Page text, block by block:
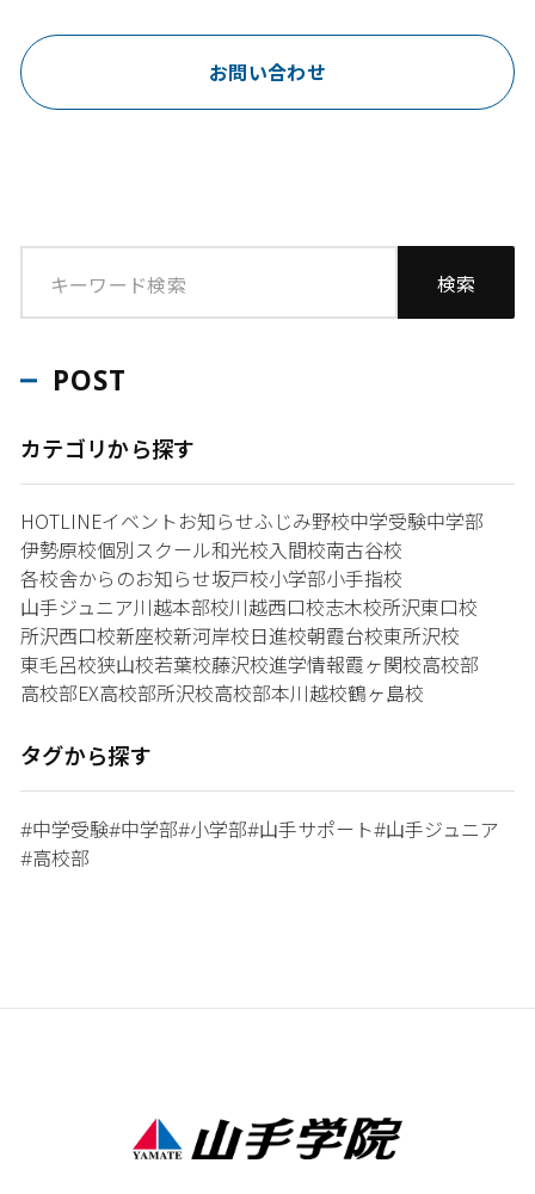
お問い合わせ
POST
カテゴリから探す
HOTLINEイベントお知らせふじみ野校中学受験中学部
伊勢原校個別スクール和光校入間校南古谷校
各校舎からのお知らせ坂戸校小学部小手指校
山手ジュニア川越本部校川越西口校志木校所沢東口校
所沢西口校新座校新河岸校日進校朝霞台校東所沢校
東毛呂校狭山校若葉校藤沢校進学情報霞ヶ関校高校部
高校部EX高校部所沢校高校部本川越校鶴ヶ島校
タグから探す
#中学受験#中学部#小学部#山手サポート#山手ジュニア
#高校部